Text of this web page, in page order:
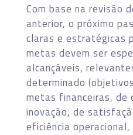
Com base na revisão
anterior, o próximo
claras e estratégicas
metas devem ser
alcançáveis,
determinado
metas financeiras, de
inovação, de
eficiência